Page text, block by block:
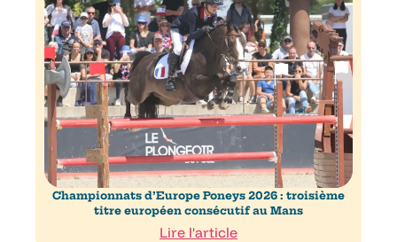
Championnats d’Europe Poneys 2026 : troisième
titre européen consécutif au Mans
Lire l'article